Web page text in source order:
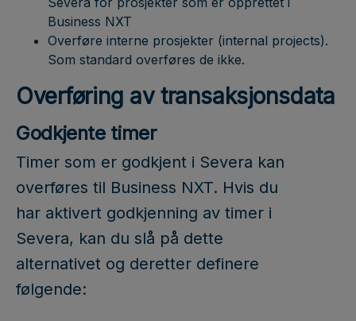
Business NXT
Overføre interne prosjekter (internal projects).
Som standard overføres de ikke.
Overføring av transaksjonsdata
Godkjente timer
Timer som er godkjent i Severa kan
overføres til Business NXT. Hvis du
har aktivert godkjenning av timer i
Severa, kan du slå på dette
alternativet og deretter definere
følgende: